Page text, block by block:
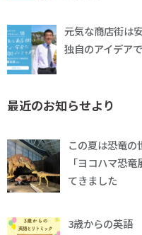
元気な商店街は
独自のアイデア
最近のお知らせより
この夏は恐竜の
「ヨコハマ恐
てきました
3歳からの英語